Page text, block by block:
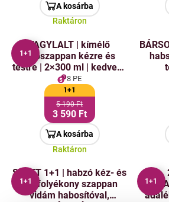
A kosárba
Raktáron
1+1
FAGYLALT | kímélő
habszappan kézre és
testre | 2×300 ml | kedvező
csomag 2 db
8 PE
1+1
5 190 Ft
3 590 Ft
A kosárba
Raktáron
1+1
SZETT 1+1 | habzó kéz- és
testfolyékony szappan
vidám habosítóval,
1+1